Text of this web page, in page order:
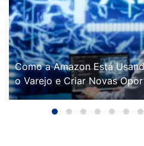
Como a Amazon Está
o Varejo e Criar Novas